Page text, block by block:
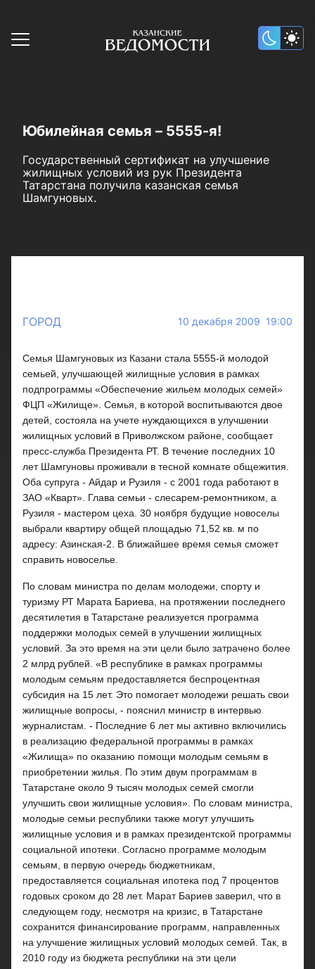
Юбилейная семья – 5555-я!
Государственный сертификат на улучшение
жилищных условий из рук Президента
Татарстана получила казанская семья
Шамгуновых.
ГОРОД 10 декабря 2009 19:00
Семья Шамгуновых из Казани стала 5555-й молодой
семьей, улучшающей жилищные условия в рамках
подпрограммы «Обеспечение жильем молодых семей»
ФЦП «Жилище». Семья, в которой воспитываются двое
детей, состояла на учете нуждающихся в улучшении
жилищных условий в Приволжском районе, сообщает
пресс-служба Президента РТ. В течение последних 10
лет Шамгуновы проживали в тесной комнате общежития.
Оба супруга - Айдар и Рузиля - с 2001 года работают в
ЗАО «Кварт». Глава семьи - слесарем-ремонтником, а
Рузиля - мастером цеха. 30 ноября будущие новоселы
выбрали квартиру общей площадью 71,52 кв. м по
адресу: Азинская-2. В ближайшее время семья сможет
справить новоселье.
По словам министра по делам молодежи, спорту и
туризму РТ Марата Бариева, на протяжении последнего
десятилетия в Татарстане реализуется программа
поддержки молодых семей в улучшении жилищных
условий. За это время на эти цели было затрачено более
2 млрд рублей. «В республике в рамках программы
молодым семьям предоставляется беспроцентная
субсидия на 15 лет. Это помогает молодежи решать свои
жилищные вопросы, - пояснил министр в интервью
журналистам. - Последние 6 лет мы активно включились
в реализацию федеральной программы в рамках
«Жилища» по оказанию помощи молодым семьям в
приобретении жилья. По этим двум программам в
Татарстане около 9 тысяч молодых семей смогли
улучшить свои жилищные условия». По словам министра,
молодые семьи республики также могут улучшить
жилищные условия и в рамках президентской программы
социальной ипотеки. Согласно программе молодым
семьям, в первую очередь бюджетникам,
предоставляется социальная ипотека под 7 процентов
годовых сроком до 28 лет. Марат Бариев заверил, что в
следующем году, несмотря на кризис, в Татарстане
сохранится финансирование программ, направленных
на улучшение жилищных условий молодых семей. Так, в
2010 году из бюджета республики на эти цели